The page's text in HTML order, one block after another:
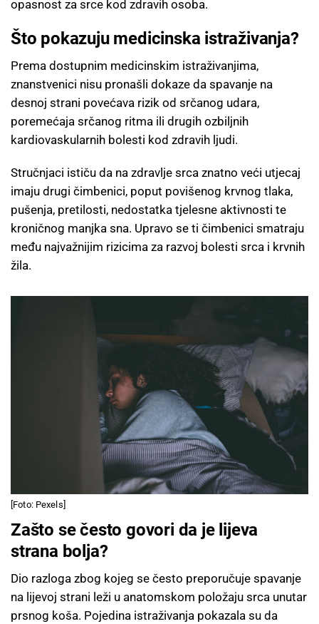
opasnost za srce kod zdravih osoba.
Što pokazuju medicinska istraživanja?
Prema dostupnim medicinskim istraživanjima,
znanstvenici nisu pronašli dokaze da spavanje na
desnoj strani povećava rizik od srčanog udara,
poremećaja srčanog ritma ili drugih ozbiljnih
kardiovaskularnih bolesti kod zdravih ljudi.
Stručnjaci ističu da na zdravlje srca znatno veći utjecaj
imaju drugi čimbenici, poput povišenog krvnog tlaka,
pušenja, pretilosti, nedostatka tjelesne aktivnosti te
kroničnog manjka sna. Upravo se ti čimbenici smatraju
među najvažnijim rizicima za razvoj bolesti srca i krvnih
žila.
[Foto: Pexels]
Zašto se često govori da je lijeva
strana bolja?
Dio razloga zbog kojeg se često preporučuje spavanje
na lijevoj strani leži u anatomskom položaju srca unutar
prsnog koša. Pojedina istraživanja pokazala su da